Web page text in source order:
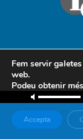
Contacte Avís
©
Fem servir
web.
Podeu obtenir
o desactivar-les a
Accepta